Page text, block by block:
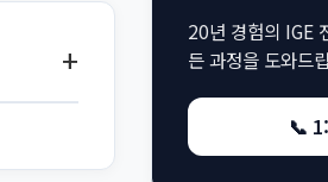
+
20년 경험의 IGE
든 과정을 도와드
📞